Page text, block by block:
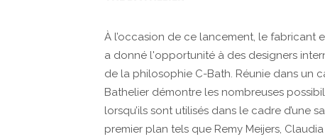
À l’occasion de ce lancement, le fabricant
a donné l'opportunité à des designers
de la philosophie C-Bath. Réunie dans un
Bathelier démontre les nombreuses
lorsqu’ils sont utilisés dans le cadre d’une
premier plan tels que Remy Meijers,